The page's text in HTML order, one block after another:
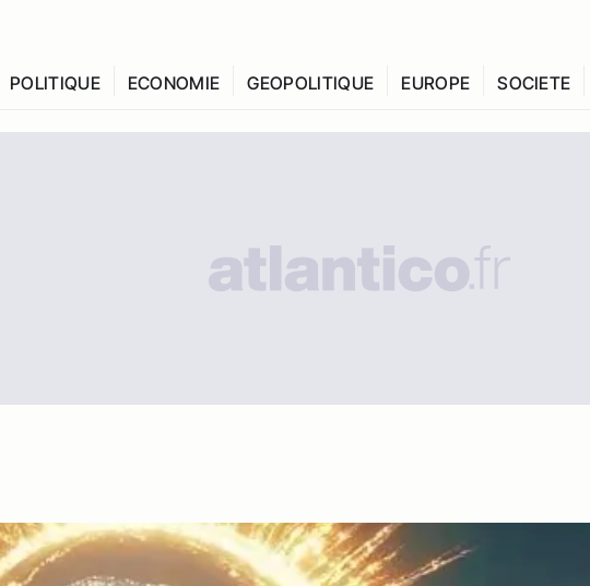
POLITIQUE ECONOMIE GEOPOLITIQUE EUROPE SOCIETE